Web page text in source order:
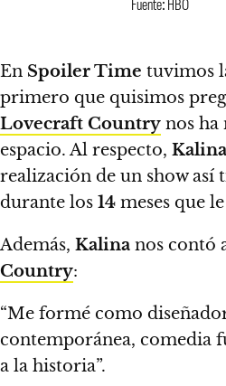
En Spoiler Time tuvimos
primero que quisimos
Lovecraft Country nos ha
espacio. Al respecto,
realización de un show así
durante los 14 meses que
Además, Kalina nos contó
Country:
“Me formé como
contemporánea, comedia
a la historia”.